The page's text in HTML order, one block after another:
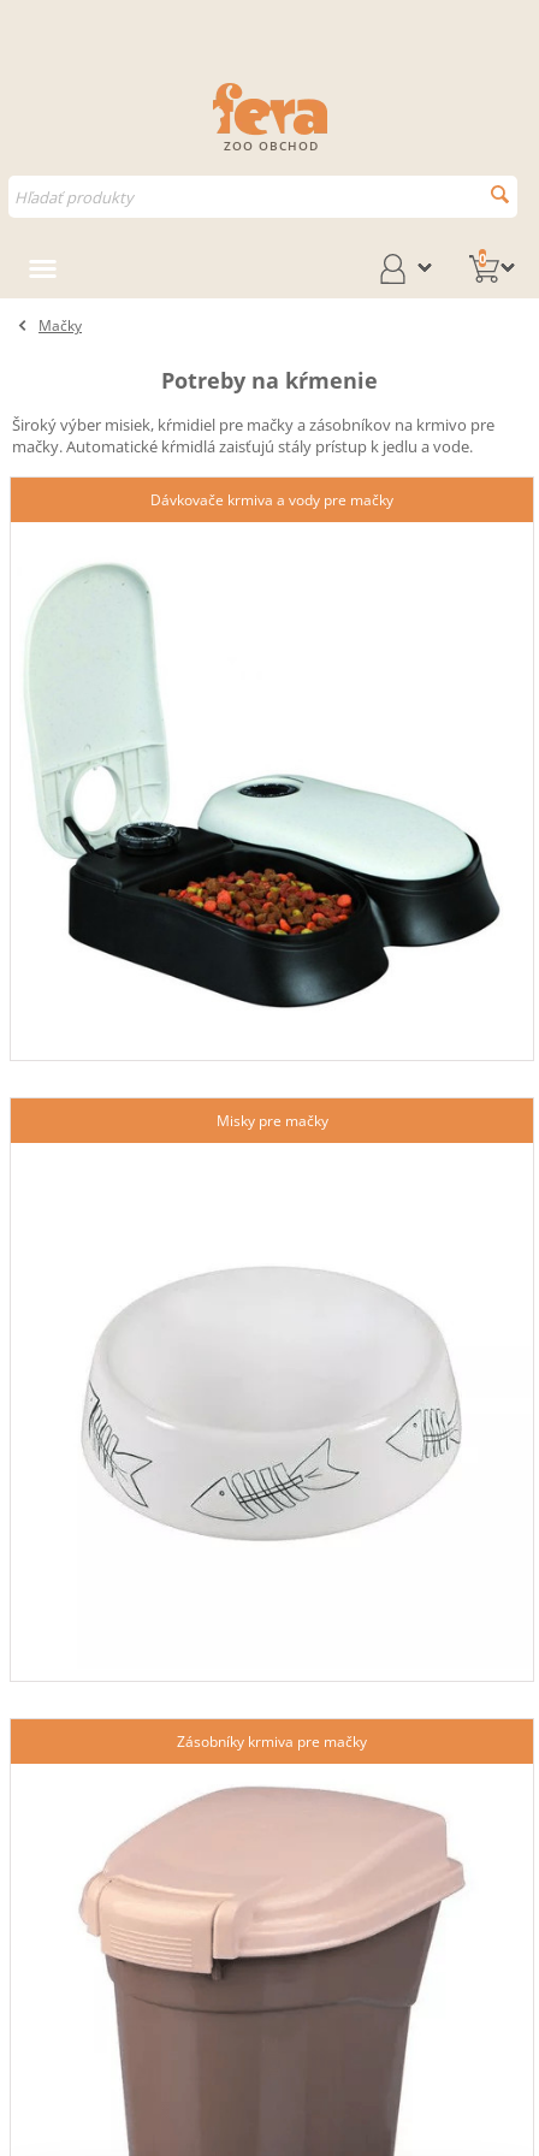
ZOO OBCHOD
0
Mačky
Potreby na kŕmenie
Široký výber misiek, kŕmidiel pre mačky a zásobníkov na krmivo pre
mačky. Automatické kŕmidlá zaisťujú stály prístup k jedlu a vode.
Dávkovače krmiva a vody pre mačky
Misky pre mačky
Zásobníky krmiva pre mačky